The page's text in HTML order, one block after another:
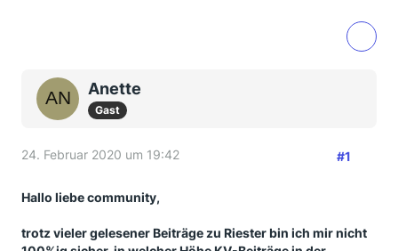
Anette
Gast
24. Februar 2020 um 19:42 #1
Hallo liebe community,
trotz vieler gelesener Beiträge zu Riester bin ich mir nicht